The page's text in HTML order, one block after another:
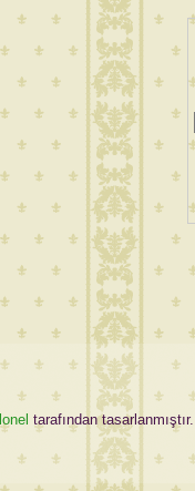
tarafından tasarlanmıştır.